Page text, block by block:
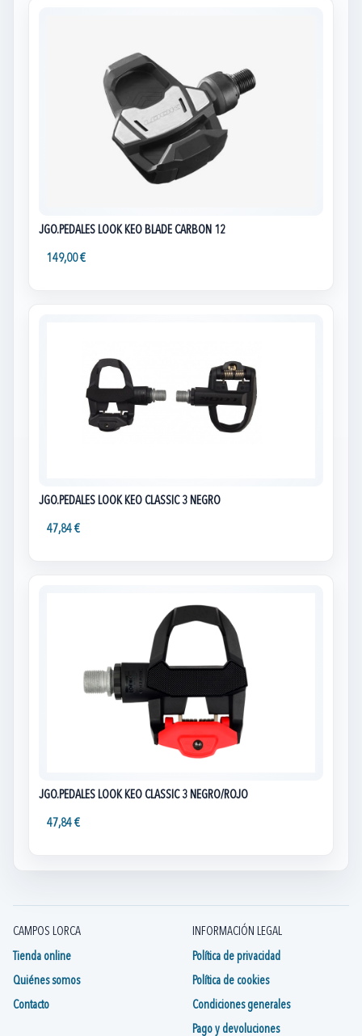
JGO.PEDALES LOOK KEO BLADE CARBON 12
149,00 €
JGO.PEDALES LOOK KEO CLASSIC 3 NEGRO
47,84 €
JGO.PEDALES LOOK KEO CLASSIC 3 NEGRO/ROJO
47,84 €
CAMPOS LORCA
Tienda online
Quiénes somos
Contacto
INFORMACIÓN LEGAL
Política de privacidad
Política de cookies
Condiciones generales
Pago y devoluciones